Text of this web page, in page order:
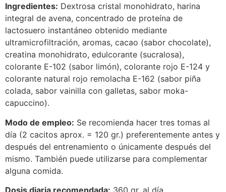
Ingredientes: Dextrosa cristal monohidrato, harina
integral de avena, concentrado de proteína de
lactosuero instantáneo obtenido mediante
ultramicrofiltración, aromas, cacao (sabor chocolate),
creatina monohidrato, edulcorante (sucralosa),
colorante E-102 (sabor limón), colorante rojo E-124 y
colorante natural rojo remolacha E-162 (sabor piña
colada, sabor vainilla con galletas, sabor moka-
capuccino).
Modo de empleo: Se recomienda hacer tres tomas al
día (2 cacitos aprox. = 120 gr.) preferentemente antes y
después del entrenamiento o únicamente después del
mismo. También puede utilizarse para complementar
alguna comida.
Dosis diaria recomendada: 360 gr. al día.